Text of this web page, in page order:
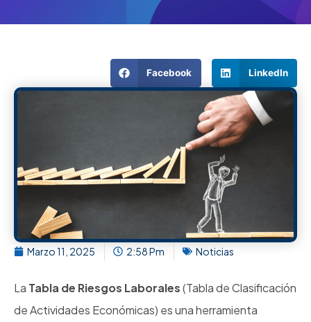
Facebook LinkedIn
Marzo 11, 2025 2:58 Pm Noticias
La Tabla de Riesgos Laborales(Tabla de Clasificación
de Actividades Económicas) es una herramienta